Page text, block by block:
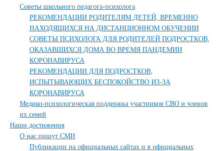
Советы школьного педагога-психолога
РЕКОМЕНДАЦИИ РОДИТЕЛЯМ ДЕТЕЙ, ВРЕМЕННО
НАХОДЯЩИХСЯ НА ДИСТАНЦИОННОМ ОБУЧЕНИИ
СОВЕТЫ ПСИХОЛОГА ДЛЯ РОДИТЕЛЕЙ ПОДРОСТКОВ,
ОКАЗАВШИХСЯ ДОМА ВО ВРЕМЯ ПАНДЕМИИ
КОРОНАВИРУСА
РЕКОМЕНДАЦИИ ДЛЯ ПОДРОСТКОВ,
ИСПЫТЫВАЮЩИХ БЕСПОКОЙСТВО ИЗ-ЗА
КОРОНАВИРУСА
Медико-психологическая поддержка участников СВО и членов
их семей
Наши достижения
О нас пишут СМИ
Публикации на официальных сайтах и в официальных